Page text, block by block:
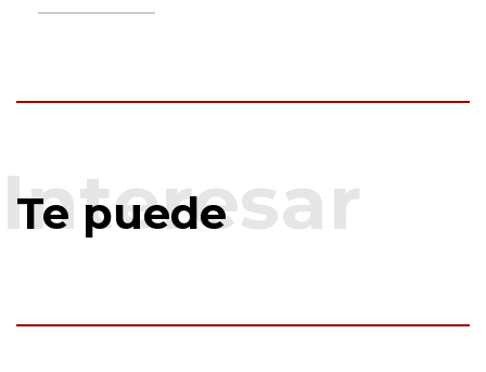
Te puede